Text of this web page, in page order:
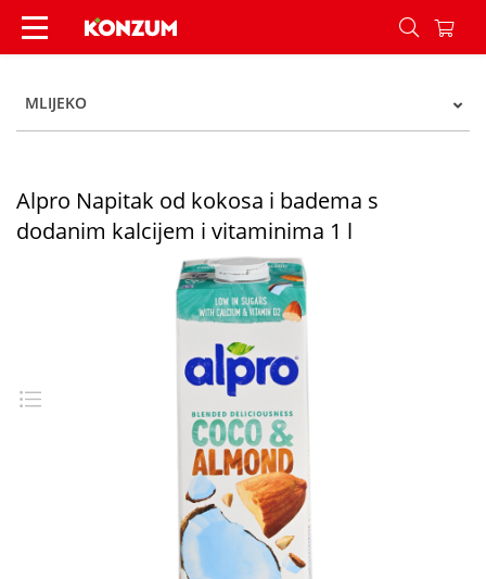
Alpro Napitak od kokosa i badema s dodanim
MLIJEKO
Alpro Napitak od kokosa i badema s
dodanim kalcijem i vitaminima 1 l